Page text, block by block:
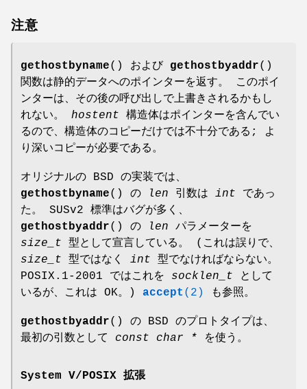
注意
gethostbyname() および gethostbyaddr()
関数は静的データへのポインターを返す。 このポイ
ンターは、その後の呼び出しで上書きされるかもし
れない。 hostent 構造体はポインターを含んでい
るので、構造体のコピーだけでは不十分である; よ
り深いコピーが必要である。
オリジナルの BSD の実装では、
gethostbyname() の len 引数は int であっ
た。 SUSv2 標準はバグが多く、
gethostbyaddr() の len パラメーターを
size_t 型として宣言している。 (これは誤りで、
size_t 型ではなく int 型でなければならない。
POSIX.1-2001 ではこれを socklen_t として
いるが、これは OK。) accept (2) も参照。
gethostbyaddr() の BSD のプロトタイプは、
最初の引数として const char * を使う。
System V/POSIX 拡張